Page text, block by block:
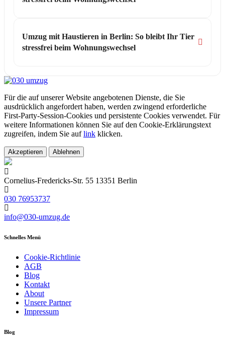
Umzug mit Haustieren in Berlin: So bleibt Ihr Tier
stressfrei beim Wohnungswechsel
Für die auf unserer Website angebotenen Dienste, die Sie
ausdrücklich angefordert haben, werden zwingend erforderliche
First-Party-Session-Cookies und persistente Cookies verwendet. Für
weitere Informationen können Sie auf den Cookie-Erklärungstext
zugreifen, indem Sie auflink klicken.
Akzeptieren Ablehnen
Cornelius-Fredericks-Str. 55 13351 Berlin
030 76953737
info@030-umzug.de
Schnelles Menü
Cookie-Richtlinie
AGB
Blog
Kontakt
About
Unsere Partner
Impressum
Blog